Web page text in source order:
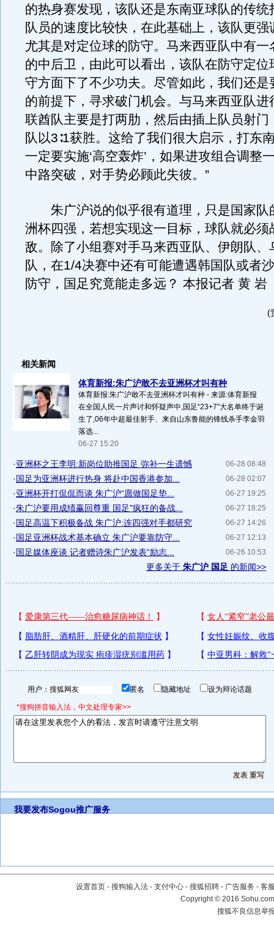
的热身赛发现，该队还是东南亚球队的传统
队员的速度比较快，在此基础上，该队更强
尤其是对定位球的防守。马来西亚队中有
的中后卫，由此可以看出，该队在防守定位
守方面下了不少功夫。尽管如此，我们还是
的前提下，寻求破门机会。与马来西亚队进
联酋队主要是打两肋，然后由插上队员射门
队以3∶1获胜。这给了我们很大启示，打东
一定要实施‘高空轰炸’，如果进攻组合调整
中路突破，对手势必顾此失彼。”
朱广沪说的似乎很有道理，只是国家队
洲杯四强，若想实现这一目标，球队就必须
敌。除了小组赛对手马来西亚队、伊朗队、
队，在1/4决赛中还有可能遭遇韩国队或者
防守，国足究竟能走多远？ 本报记者 黄 岩
(
相关新闻
体育新报:朱广沪敢不去亚洲杯才叫有种
体育新报:朱广沪敢不去亚洲杯才叫有种 - 来源:体育新报
在全国人民一片声讨和怀疑声中,国足“23+7”大名单终于诞
生了,06年中超最佳射手、来自山东鲁能的锋线杀手李金羽
落选...
06-27 15:20
06-28 08:48
·亚洲杯之王李明:新岗位助推国足 弥补一生遗憾
06-28 02:07
·国足为亚洲杯进行热身 将赴中国香港参加...
06-27 19:25
·亚洲杯开打侃侃而谈 朱广沪“愿做国足垫...
06-27 18:25
·朱广沪要用成绩赢回尊重 国足"疯狂的备战...
06-27 14:26
·国足高温下积极备战 朱广沪:连四强对手都研究
06-27 12:13
·国足亚洲杯战术基本确立 朱广沪要靠防守...
06-26 10:53
·国足媒体座谈 记者赠诗朱广沪发表“励志...
更多关于 朱广沪 国足 的新闻>>
用户： 匿名 隐藏地址 设为辩论话题
*搜狗拼音输入法，中文处理专家>>
我要发布Sogou推广服务
设置首页 - 搜狗输入法 - 支付中心 - 搜狐招聘 - 广告服务 - 客
Copyright©2016
搜狐不良信息举